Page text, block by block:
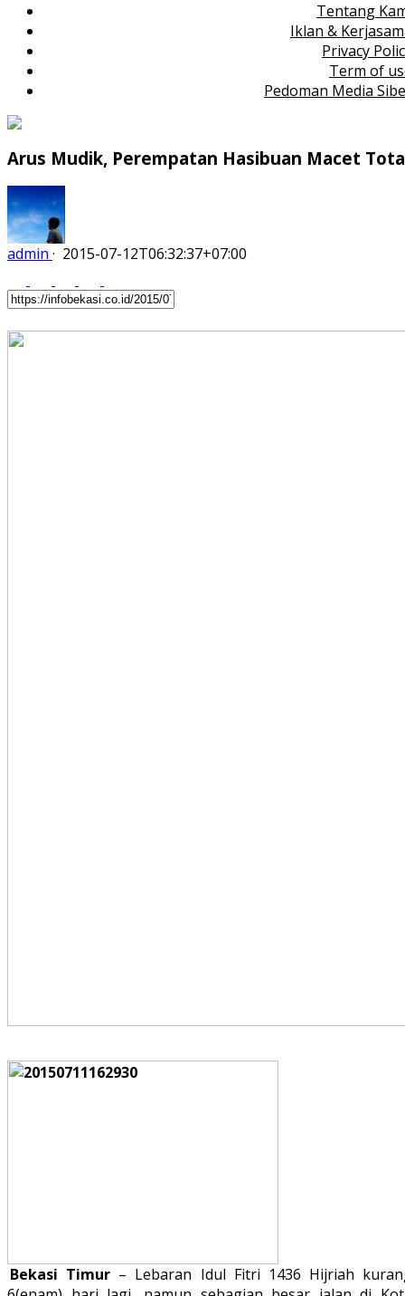
Tentang
Iklan &
Privacy
Term of
Pedoman Media
Arus Mudik, Perempatan Hasibuan Macet
admin · 2015-07-12T06:32:37+07:00
Bekasi Timur – Lebaran Idul Fitri 1436 Hijriah